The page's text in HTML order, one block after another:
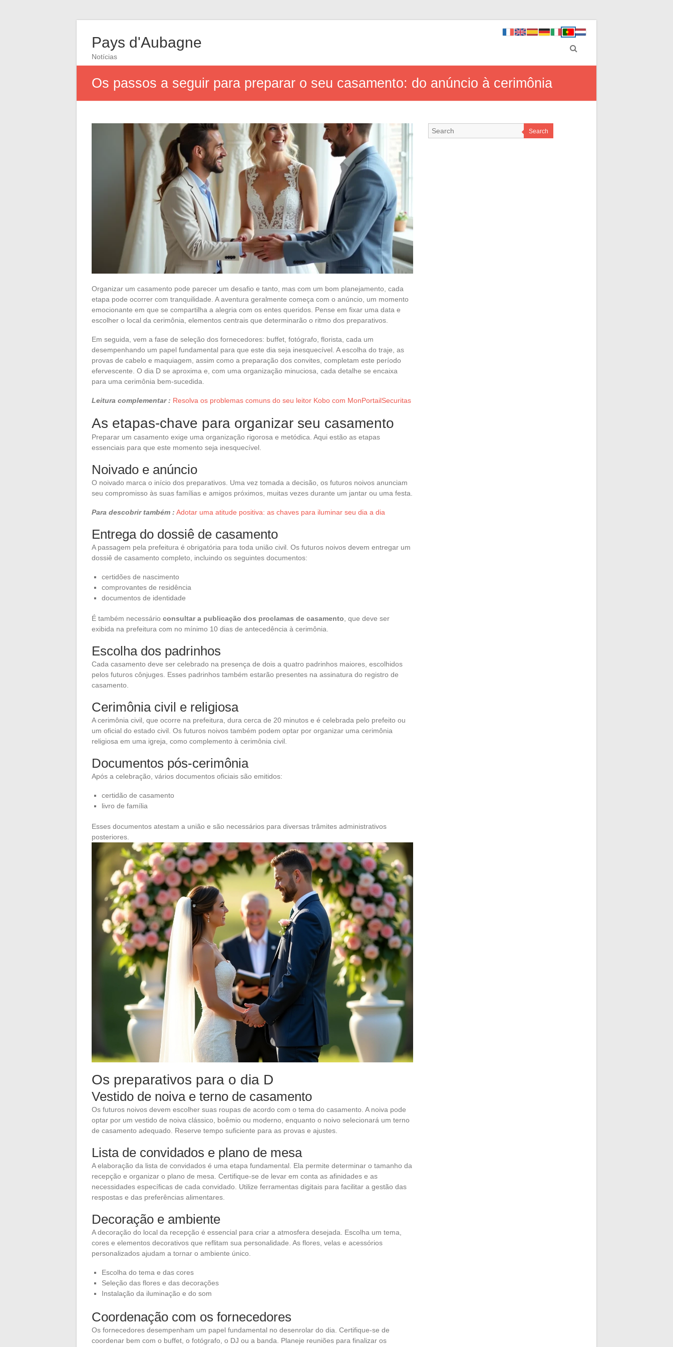
Pays d'Aubagne
Notícias
Os passos a seguir para preparar o seu casamento: do anúncio à cerimônia
Organizar um casamento pode parecer um desafio e tanto, mas com um bom planejamento, cada
etapa pode ocorrer com tranquilidade. A aventura geralmente começa com o anúncio, um momento
emocionante em que se compartilha a alegria com os entes queridos. Pense em fixar uma data e
escolher o local da cerimônia, elementos centrais que determinarão o ritmo dos preparativos.
Em seguida, vem a fase de seleção dos fornecedores: buffet, fotógrafo, florista, cada um
desempenhando um papel fundamental para que este dia seja inesquecível. A escolha do traje, as
provas de cabelo e maquiagem, assim como a preparação dos convites, completam este período
efervescente. O dia D se aproxima e, com uma organização minuciosa, cada detalhe se encaixa
para uma cerimônia bem-sucedida.
Leitura complementar : Resolva os problemas comuns do seu leitor Kobo com MonPortailSecuritas
As etapas-chave para organizar seu casamento
Preparar um casamento exige uma organização rigorosa e metódica. Aqui estão as etapas
essenciais para que este momento seja inesquecível.
Noivado e anúncio
O noivado marca o início dos preparativos. Uma vez tomada a decisão, os futuros noivos anunciam
seu compromisso às suas famílias e amigos próximos, muitas vezes durante um jantar ou uma festa.
Para descobrir também : Adotar uma atitude positiva: as chaves para iluminar seu dia a dia
Entrega do dossiê de casamento
A passagem pela prefeitura é obrigatória para toda união civil. Os futuros noivos devem entregar um
dossiê de casamento completo, incluindo os seguintes documentos:
certidões de nascimento
comprovantes de residência
documentos de identidade
É também necessário consultar a publicação dos proclamas de casamento , que deve ser
exibida na prefeitura com no mínimo 10 dias de antecedência à cerimônia.
Escolha dos padrinhos
Cada casamento deve ser celebrado na presença de dois a quatro padrinhos maiores, escolhidos
pelos futuros cônjuges. Esses padrinhos também estarão presentes na assinatura do registro de
casamento.
Cerimônia civil e religiosa
A cerimônia civil, que ocorre na prefeitura, dura cerca de 20 minutos e é celebrada pelo prefeito ou
um oficial do estado civil. Os futuros noivos também podem optar por organizar uma cerimônia
religiosa em uma igreja, como complemento à cerimônia civil.
Documentos pós-cerimônia
Após a celebração, vários documentos oficiais são emitidos:
certidão de casamento
livro de família
Esses documentos atestam a união e são necessários para diversas trâmites administrativos
posteriores.
Os preparativos para o dia D
Vestido de noiva e terno de casamento
Os futuros noivos devem escolher suas roupas de acordo com o tema do casamento. A noiva pode
optar por um vestido de noiva clássico, boêmio ou moderno, enquanto o noivo selecionará um terno
de casamento adequado. Reserve tempo suficiente para as provas e ajustes.
Lista de convidados e plano de mesa
A elaboração da lista de convidados é uma etapa fundamental. Ela permite determinar o tamanho da
recepção e organizar o plano de mesa. Certifique-se de levar em conta as afinidades e as
necessidades específicas de cada convidado. Utilize ferramentas digitais para facilitar a gestão das
respostas e das preferências alimentares.
Decoração e ambiente
A decoração do local da recepção é essencial para criar a atmosfera desejada. Escolha um tema,
cores e elementos decorativos que reflitam sua personalidade. As flores, velas e acessórios
personalizados ajudam a tornar o ambiente único.
Escolha do tema e das cores
Seleção das flores e das decorações
Instalação da iluminação e do som
Coordenação com os fornecedores
Os fornecedores desempenham um papel fundamental no desenrolar do dia. Certifique-se de
coordenar bem com o buffet, o fotógrafo, o DJ ou a banda. Planeje reuniões para finalizar os
Search